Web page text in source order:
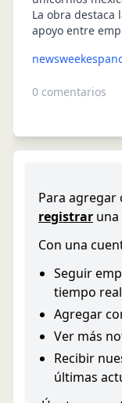
La obra destaca
apoyo entre
0 comentarios
Para agregar
registrar una
Con una
Seguir
tiempo real
Agregar
Ver más
Recibir
últimas